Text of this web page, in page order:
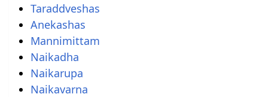
Taraddveshas
Anekashas
Mannimittam
Naikadha
Naikarupa
Naikavarna